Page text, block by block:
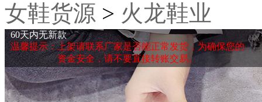
女鞋货源 > 火龙鞋业
60天内无新款
温馨提示：上架请联系厂家是否能正常发货，为确保您的
资金安全，请不要直接转账交易。